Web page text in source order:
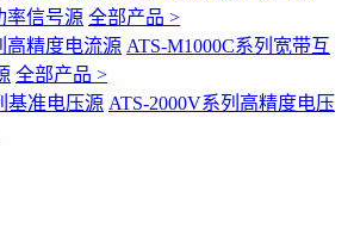
率信号源 全部产品 >
高精度电流源 ATS-M1000C系列宽带互
全部产品 >
基准电压源 ATS-2000V系列高精度电压